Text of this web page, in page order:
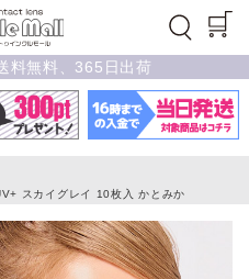
料無料、365日出荷
スカイグレイ 10枚入 かとみか